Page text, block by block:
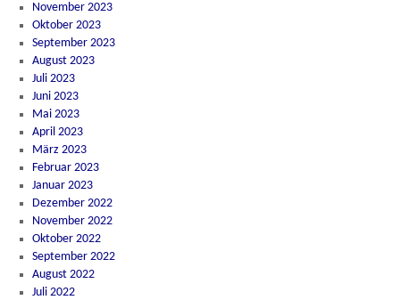
November 2023
Oktober 2023
September 2023
August 2023
Juli 2023
Juni 2023
Mai 2023
April 2023
März 2023
Februar 2023
Januar 2023
Dezember 2022
November 2022
Oktober 2022
September 2022
August 2022
Juli 2022